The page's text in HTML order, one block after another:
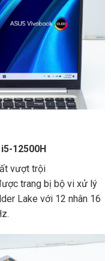
12500H
vượt trội
trang bị bộ vi xử lý
Lake với 12 nhân 16